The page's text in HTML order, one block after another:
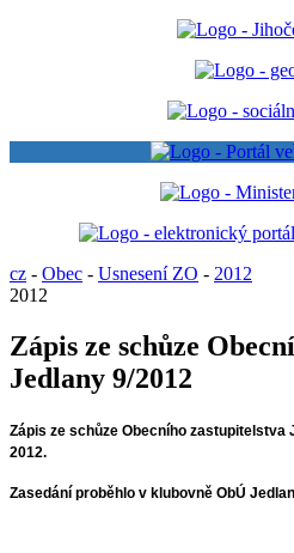
cz - Obec - Usnesení ZO - 2012
2012
Zápis ze schůze
Jedlany 9/2012
Zápis ze schůze Obecního zastupitelstva
2012.
Zasedání proběhlo v klubovně ObÚ